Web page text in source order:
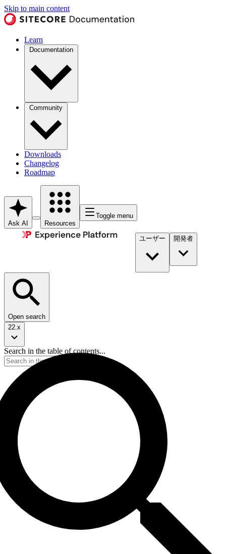
Skip to main content
Learn
Documentation
Community
Downloads
Changelog
Roadmap
Ask AI Resources
Toggle menu
ユーザー 開発者​
Open search
22.x
Search in the table of contents...